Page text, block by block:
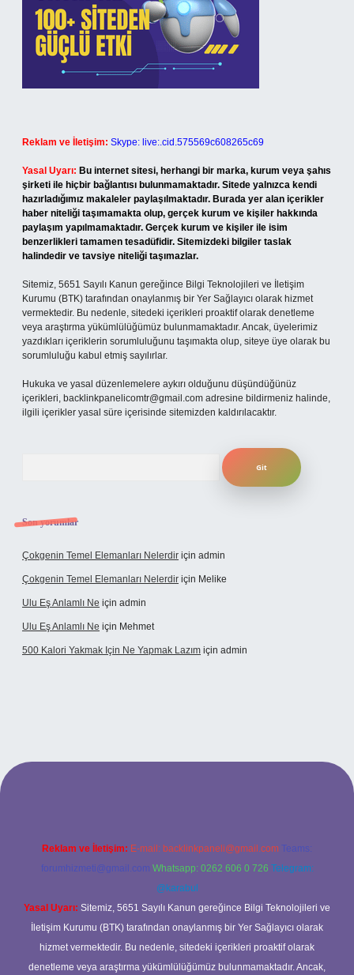
Reklam ve İletişim: Skype: live:.cid.575569c608265c69
Yasal Uyarı: Bu internet sitesi, herhangi bir marka, kurum veya şahıs
şirketi ile hiçbir bağlantısı bulunmamaktadır. Sitede yalnızca kendi
hazırladığımız makaleler paylaşılmaktadır. Burada yer alan içerikler
haber niteliği taşımamakta olup, gerçek kurum ve kişiler hakkında
paylaşım yapılmamaktadır. Gerçek kurum ve kişiler ile isim
benzerlikleri tamamen tesadüfidir. Sitemizdeki bilgiler taslak
halindedir ve tavsiye niteliği taşımazlar.
Sitemiz, 5651 Sayılı Kanun gereğince Bilgi Teknolojileri ve İletişim
Kurumu (BTK) tarafından onaylanmış bir Yer Sağlayıcı olarak hizmet
vermektedir. Bu nedenle, sitedeki içerikleri proaktif olarak denetleme
veya araştırma yükümlülüğümüz bulunmamaktadır. Ancak, üyelerimiz
yazdıkları içeriklerin sorumluluğunu taşımakta olup, siteye üye olarak bu
sorumluluğu kabul etmiş sayılırlar.
Hukuka ve yasal düzenlemelere aykırı olduğunu düşündüğünüz
içerikleri, backlinkpanelicomtr@gmail.com adresine bildirmeniz halinde,
ilgili içerikler yasal süre içerisinde sitemizden kaldırılacaktır.
Son yorumlar
Çokgenin Temel Elemanları Nelerdir için admin
Çokgenin Temel Elemanları Nelerdir için Melike
Ulu Eş Anlamlı Ne için admin
Ulu Eş Anlamlı Ne için Mehmet
500 Kalori Yakmak Için Ne Yapmak Lazım için admin
Reklam ve İletişim: E-mail: backlinkpaneli@gmail.com Teams:
forumhizmeti@gmail.com Whatsapp: 0262 606 0 726 Telegram:
@karabul
Yasal Uyarı: Sitemiz, 5651 Sayılı Kanun gereğince Bilgi Teknolojileri ve
İletişim Kurumu (BTK) tarafından onaylanmış bir Yer Sağlayıcı olarak
hizmet vermektedir. Bu nedenle, sitedeki içerikleri proaktif olarak
denetleme veya araştırma yükümlülüğümüz bulunmamaktadır. Ancak,